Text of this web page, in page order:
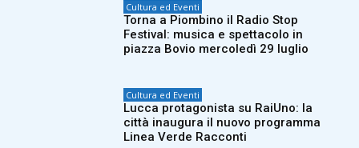
Cultura ed Eventi
Torna a Piombino il Radio Stop
Festival: musica e spettacolo in
piazza Bovio mercoledì 29 luglio
Cultura ed Eventi
Lucca protagonista su RaiUno: la
città inaugura il nuovo programma
Linea Verde Racconti